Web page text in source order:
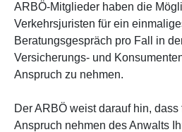
ARBÖ-Mitglieder haben die
Verkehrsjuristen für ein
Beratungsgespräch pro Fall in
Versicherungs- und
Anspruch zu nehmen.
Der ARBÖ weist darauf hin,
Anspruch nehmen des Anwalts